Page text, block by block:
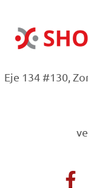
Eje 134 #130,